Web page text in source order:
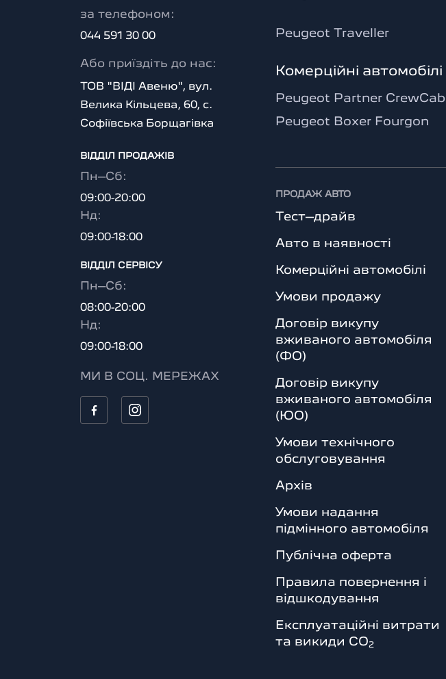
за телефоном:
044 591 30 00
Або приїздіть до нас:
ТОВ "ВІДІ Авеню", вул.
Велика Кільцева, 60, с.
Софіївська Борщагівка
ВІДДІЛ ПРОДАЖІВ
Пн–Сб:
09:00-20:00
Нд:
09:00-18:00
ВІДДІЛ CЕРВІСУ
Пн–Сб:
08:00-20:00
Нд:
09:00-18:00
МИ В СОЦ. МЕРЕЖАХ
Peugeot Traveller
Комерційні автомобілі
Peugeot Partner CrewCab
Peugeot Boxer Fourgon
ПРОДАЖ АВТО
Тест–драйв
Авто в наявності
Комерційні автомобілі
Умови продажу
Договір викупу
вживаного автомобіля
(ФО)
Договір викупу
вживаного автомобіля
(ЮО)
Умови технічного
обслуговування
Архів
Умови надання
підмінного автомобіля
Публічна оферта
Правила повернення і
відшкодування
Експлуатаційні витрати
та викиди СО2